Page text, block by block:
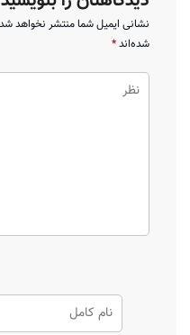
نشانی ایمیل شما منتشر نخواهد
شده‌اند*